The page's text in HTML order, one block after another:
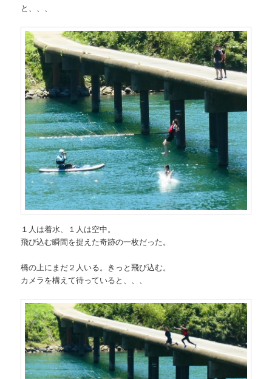
と、、、
１人は着水、１人は空中。
飛び込む瞬間を捉えた奇跡の一枚だった。
橋の上にまだ２人いる。きっと飛び込む。
カメラを構えて待っていると、、、